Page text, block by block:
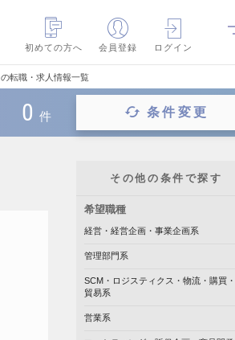
初めての方へ
会員登録 ログイン
転職・求人情報一覧
0 件 条件変更
その他の条件で探す
希望職種
経営・経営企画・事業企画系
管理部門系
SCM・ロジスティクス・物流・購買・
貿易系
営業系